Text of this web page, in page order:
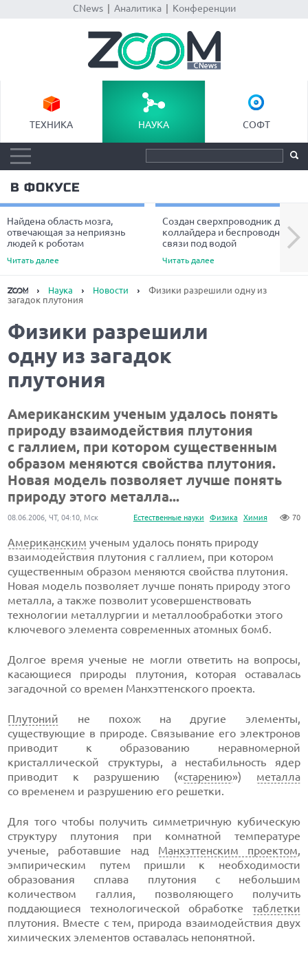
CNews| Аналитика| Конференции
ТЕХНИКА НАУКА СОФТ
В ФОКУСЕ
Найдена область мозга,
отвечающая за неприязнь
людей к роботам
Читать далее
Создан сверхпроводник для
коллайдера и беспроводной
связи под водой
Читать далее
Next
Наука Новости
Физики разрешили одну из
загадок плутония
Физики разрешили
одну из загадок
плутония
Американским ученым удалось понять
природу взаимодействия плутония
с галлием, при котором существенным
образом меняются свойства плутония.
Новая модель позволяет лучше понять
природу этого металла...
Естественные науки Физика Химия 70
08.06.2006, ЧТ, 04:10, Мск
Американским ученым удалось понять природу
взаимодействия плутония с галлием, при котором
существенным образом меняются свойства плутония.
Новая модель позволяет лучше понять природу этого
металла, а также позволит усовершенствовать
технологии металлургии и металлообработки этого
ключевого элемента современных атомных бомб.
Долгое время ученые не могли ответить на вопросы,
касающиеся природы плутония, которая оставалась
загадочной со времен Манхэттенского проекта.
Плутоний не похож на другие элементы,
существующие в природе. Связывание его электронов
приводит к образованию неравномерной
кристаллической структуры, а нестабильность ядер
приводит к разрушению («старению») металла
со временем и разрушению его решетки.
Для того чтобы получить симметричную кубическую
структуру плутония при комнатной температуре
ученые, работавшие над Манхэттенским проектом,
эмпирическим путем пришли к необходимости
образования сплава плутония с небольшим
количеством галлия, позволяющего получить
поддающиеся технологической обработке таблетки
плутония. Вместе с тем, природа взаимодействия двух
химических элементов оставалась непонятной.